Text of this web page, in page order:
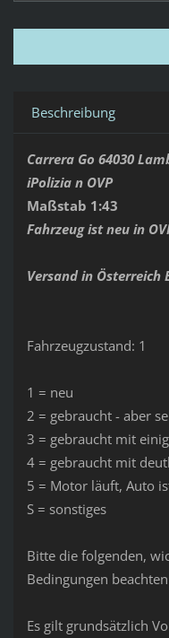
Beschreibung
Carrera Go 64030
iPolizia n OVP
Maßstab 1:43
Fahrzeug ist neu in
Versand in Österreich
Fahrzeugzustand: 1
1 = neu
2 = gebraucht - aber
3 = gebraucht mit
4 = gebraucht mit
5 = Motor läuft, Auto
S = sonstiges
Bitte die folgenden,
Bedingungen
Es gilt grundsätzlich